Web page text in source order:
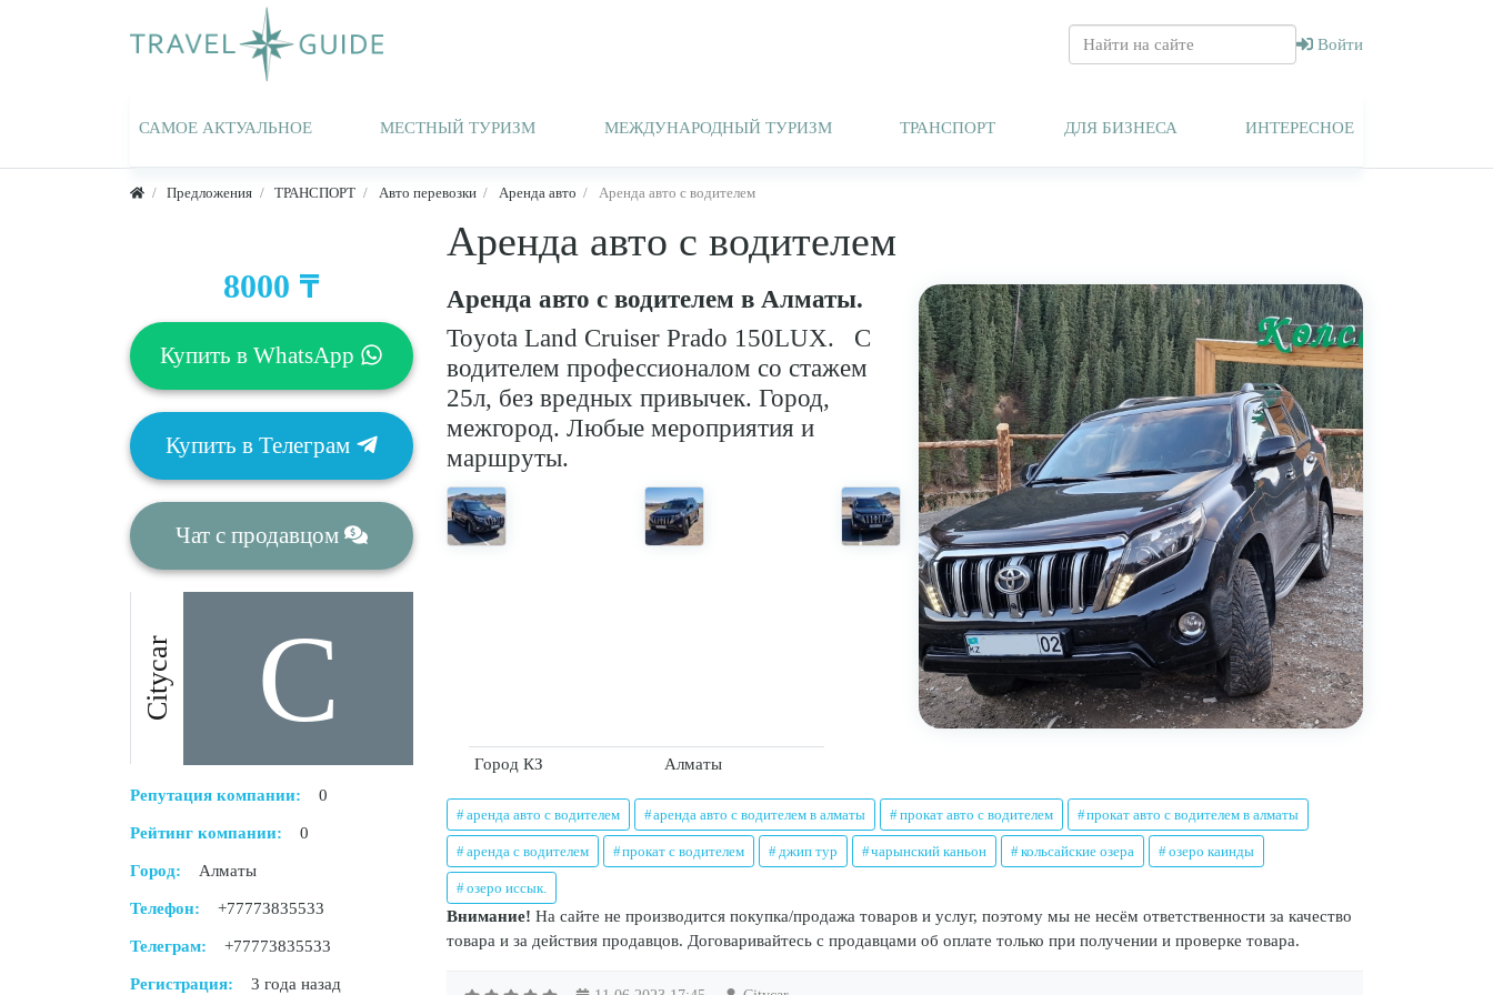
Войти
САМОЕ АКТУАЛЬНОЕ МЕСТНЫЙ ТУРИЗМ МЕЖДУНАРОДНЫЙ ТУРИЗМ ТРАНСПОРТ ДЛЯ БИЗНЕСА ИНТЕРЕСНОЕ
Предложения ТРАНСПОРТ Авто перевозки Аренда авто Аренда авто с водителем
Аренда авто с водителем
Аренда авто с водителем в Алматы.
Toyota Land Cruiser Prado 150LUX. С
водителем профессионалом со стажем
25л, без вредных привычек. Город,
межгород. Любые мероприятия и
маршруты.
Город КЗ Алматы
аренда авто с водителем аренда авто с водителем в алматы прокат авто с водителем прокат авто с водителем в алматы
аренда с водителем прокат с водителем джип тур чарынский каньон кольсайские озера озеро каинды
озеро иссык.
Внимание! На сайте не производится покупка/продажа товаров и услуг, поэтому мы не несём ответственности за качество
товара и за действия продавцов. Договаривайтесь с продавцами об оплате только при получении и проверке товара.
8000 ₸
Купить в WhatsApp
Купить в Телеграм
Чат с продавцом
Citycar C
Репутация компании: 0
Рейтинг компании: 0
Город: Алматы
Телефон: +77773835533
Телеграм: +77773835533
Регистрация: 3 года назад